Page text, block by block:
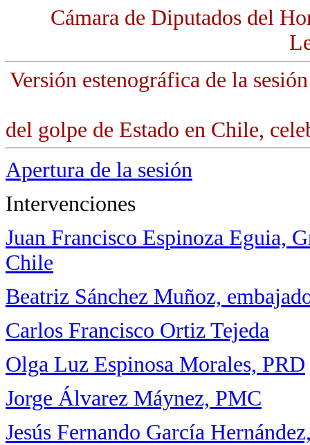
Cámara de Diputados del
Versión estenográfica de la
del golpe de Estado en Chile,
Apertura de la sesión
Intervenciones
Juan Francisco Espinoza Eguia,
Chile
Beatriz Sánchez Muñoz,
Carlos Francisco Ortiz Tejeda
Olga Luz Espinosa Morales, PRD
Jorge Álvarez Máynez, PMC
Jesús Fernando García